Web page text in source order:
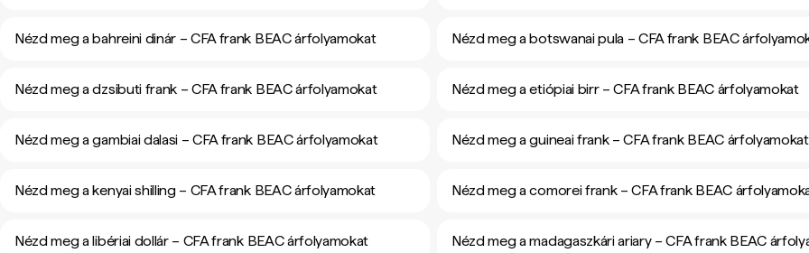
Nézd meg a bahreini dinár – CFA frank BEAC árfolyamokat Nézd meg a botswanai pula – CFA frank BEAC
Nézd meg a dzsibuti frank – CFA frank BEAC árfolyamokat Nézd meg a etiópiai birr – CFA frank BEAC árfolyamokat
Nézd meg a gambiai dalasi – CFA frank BEAC árfolyamokat Nézd meg a guineai frank – CFA frank BEAC árfolyamokat
Nézd meg a kenyai shilling – CFA frank BEAC árfolyamokat Nézd meg a comorei frank – CFA frank BEAC
Nézd meg a libériai dollár – CFA frank BEAC árfolyamokat Nézd meg a madagaszkári ariary – CFA frank BEAC